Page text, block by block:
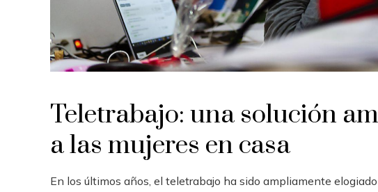
Teletrabajo: una solución
a las mujeres en casa
En los últimos años, el teletrabajo ha sido ampliamente